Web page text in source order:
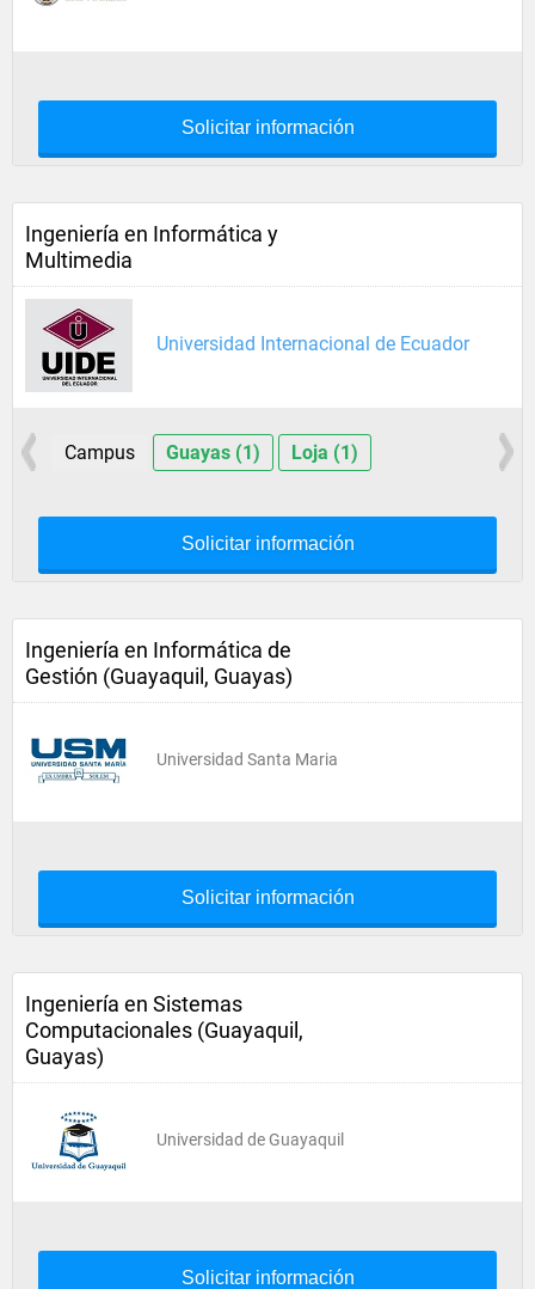
Solicitar información
Ingeniería en Informática y
Multimedia
Universidad Internacional de Ecuador
Campus Guayas (1) Loja (1)
Solicitar información
Ingeniería en Informática de
Gestión (Guayaquil, Guayas)
Universidad Santa Maria
Solicitar información
Ingeniería en Sistemas
Computacionales (Guayaquil,
Guayas)
Universidad de Guayaquil
Solicitar información